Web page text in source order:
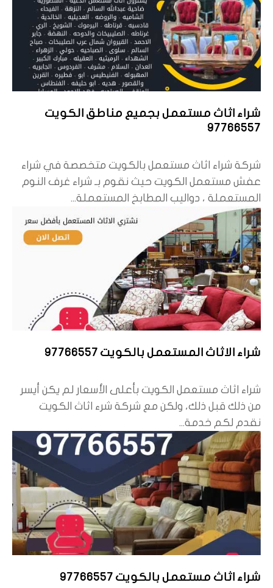
شراء اثاث مستعمل بجميع مناطق الكويت
97766557
شركة شراء اثاث مستعمل بالكويت متخصصة في شراء
عفش مستعمل الكويت حيث نقوم بـ شراء غرف النوم
المستعملة ، دواليب المطابخ المستعملة...
شراء الاثاث المستعمل بالكويت 97766557
شراء اثاث مستعمل الكويت بأعلى الأسعار لم يكن أيسر
من ذلك قبل ذلك، ولكن مع شركة شرء اثاث الكويت
نقدم لكم خدمة...
شراء اثاث مستعمل بالكويت 97766557